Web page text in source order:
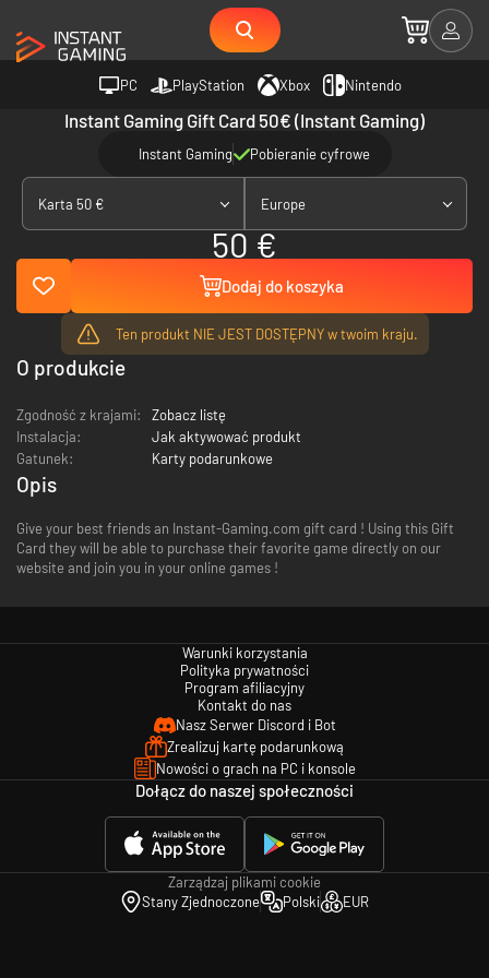
PC PlayStation Xbox Nintendo
Instant Gaming Gift Card 50€ (Instant Gaming)
Instant Gaming Pobieranie cyfrowe
Karta 50 € Europe
50 €
Dodaj do koszyka
Ten produkt NIE JEST DOSTĘPNY w twoim kraju.
O produkcie
Zgodność z krajami:
Zobacz listę
Instalacja:
Jak aktywować produkt
Gatunek:
Karty podarunkowe
Opis
Give your best friends an Instant-Gaming.com gift card ! Using this Gift
Card they will be able to purchase their favorite game directly on our
website and join you in your online games !
Warunki korzystania
Polityka prywatności
Program afiliacyjny
Kontakt do nas
Nasz Serwer Discord i Bot
Zrealizuj kartę podarunkową
Nowości o grach na PC i konsole
Dołącz do naszej społeczności
Zarządzaj plikami cookie
Stany Zjednoczone
Polski EUR